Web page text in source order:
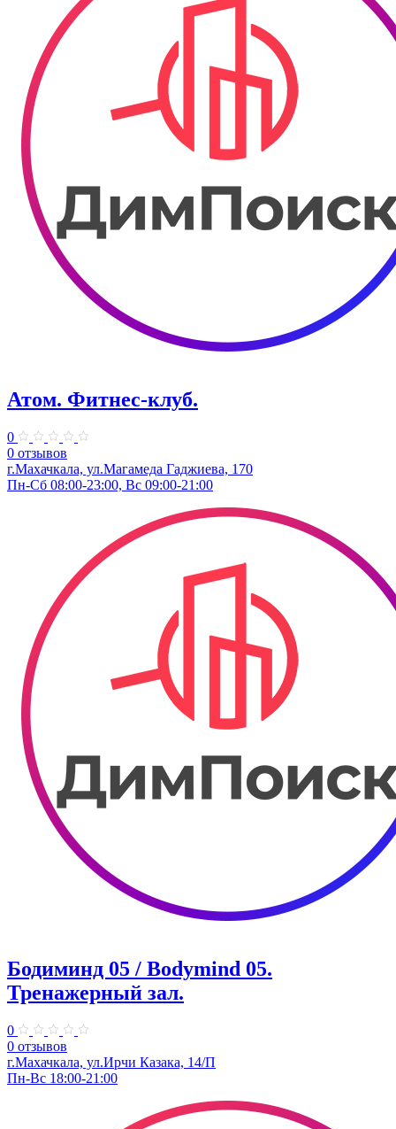
Атом. Фитнес-клуб.
0
0 отзывов
г.Махачкала, ул.​Магамеда Гаджиева, 170
Пн-Сб 08:00-23:00, Вс 09:00-21:00
Бодиминд 05 / Bodymind 05.
Тренажерный зал.
0
0 отзывов
г.Махачкала, ул.Ирчи Казака, 14/П
Пн-Вс 18:00-21:00